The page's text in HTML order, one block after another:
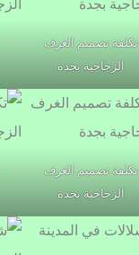
تكلفة تصميم الغرف
الزجاجية بجدة
تكلفة تصميم الغرف
الزجاجية بجدة